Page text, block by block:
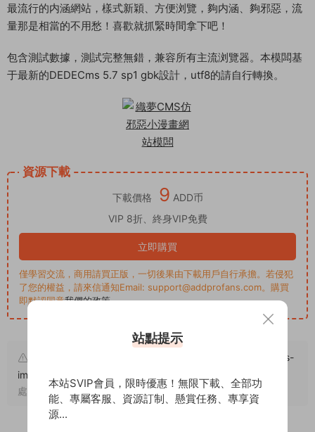
最流行的内涵網站，樣式新穎、方便浏覽，夠内涵、夠邪惡，流
量那是相當的不用愁！喜歡就抓緊時間拿下吧！
包含測試數據，測試完整無錯，兼容所有主流浏覽器。本模闆基
于最新的DEDECms 5.7 sp1 gbk設計，utf8的請自行轉換。
資源下載
下載價格 9 ADD币
VIP 8折、終身VIP免費
立即購買
僅學習交流，商用請買正版，一切後果由下載用戶自行承擔。若侵犯
了您的權益，請來信通知Email: support@addprofans.com。購買
即默認同意我們的政策。
https://addprofans.com/dream-weaving-cms-
imitation-evil-little-comic-website-template/
處。
站點提示
本站SVIP會員，限時優惠！無限下載、全部功
能、專屬客服、資源訂制、懸賞任務、專享資
源...